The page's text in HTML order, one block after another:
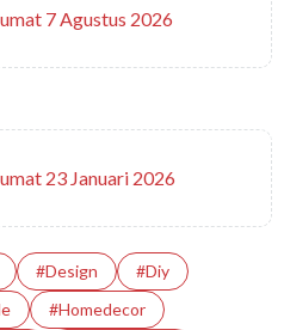
7 Agustus 2026
23 Januari 2026
#design
#diy
#homedecor